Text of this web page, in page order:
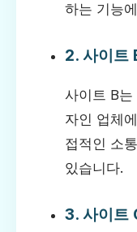
하는 기능
2. 사이트
사이트 B는
자인 업체
접적인 소
있습니다.
3. 사이트